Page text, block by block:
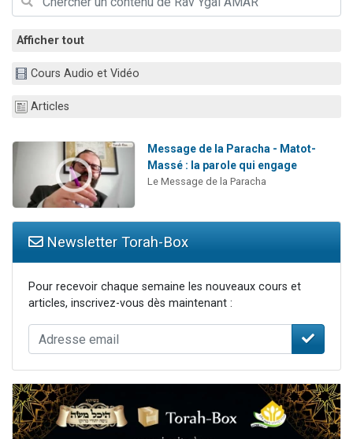
17 personnes viennent de demander une bénédiction
Afficher tout
Cours Audio et Vidéo
Articles
Message de la Paracha - Matot-
Massé : la parole qui engage
Le Message de la Paracha
Newsletter Torah-Box
Pour recevoir chaque semaine les nouveaux cours et
articles, inscrivez-vous dès maintenant :